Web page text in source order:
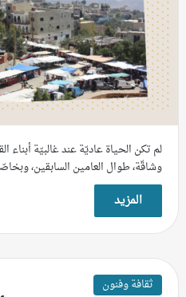
لم تكن الحياة عاديّة عند غالبيّة أبناء
وشاقّة، طوال العامين السابقين،
المزيد
ثقافة وفنون